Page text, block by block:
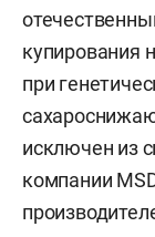
купирования
при
исключен из
компании